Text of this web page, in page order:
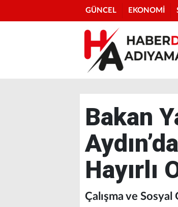
GÜNCEL EKONOMİ
Bakan
Hayırlı
Çalışma ve Sosyal